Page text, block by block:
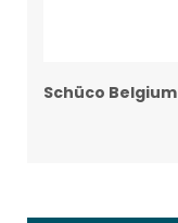
Schüco Belgium